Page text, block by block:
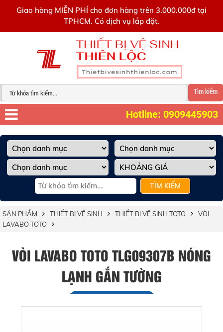
Giao hàng MIỄN PHÍ cho đơn hàng trên 3.000.000đ tại
TPHCM. Có dịch vụ lắp đặt.
Tìm kiếm
Hotline: 0909445903
TÌM KIẾM
SẢN PHẨM THIẾT BỊ VỆ SINH THIẾT BỊ VỆ SINH TOTO
VÒI
LAVABO TOTO
VÒI LAVABO TOTO TLG09307B NÓNG
LẠNH GẮN TƯỜNG
0909445903